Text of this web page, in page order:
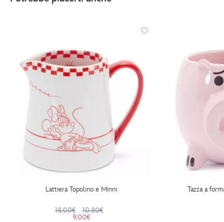
Lattiera Topolino e Minni
18.00€
10.80€
9.00€
Tazza a